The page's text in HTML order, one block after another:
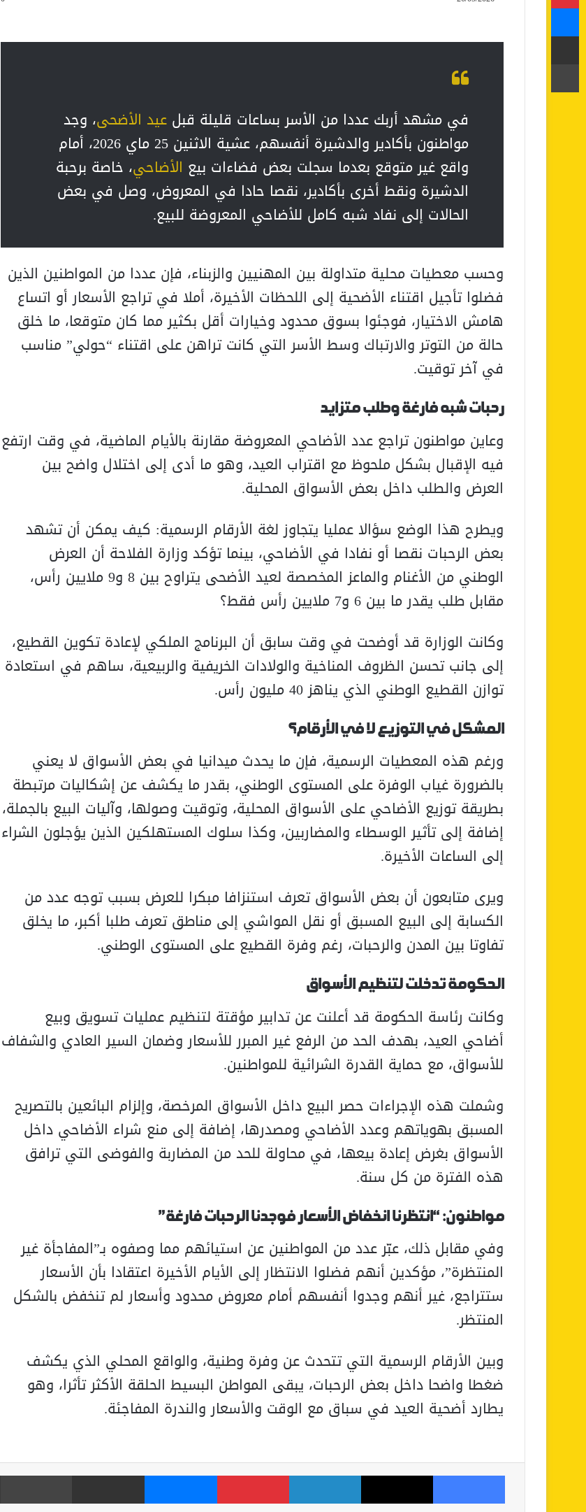
في مشهد أربك عددا من الأسر بساعات قليلة قبل عيد الأضحى، وجد
مواطنون بأكادير والدشيرة أنفسهم، عشية الاثنين 25 ماي 2026، أمام
واقع غير متوقع بعدما سجلت بعض فضاءات بيع الأضاحي، خاصة برحبة
الدشيرة ونقط أخرى بأكادير، نقصا حادا في المعروض، وصل في بعض
الحالات إلى نفاد شبه كامل للأضاحي المعروضة للبيع.
وحسب معطيات محلية متداولة بين المهنيين والزبناء، فإن عددا من المواطنين الذين
فضلوا تأجيل اقتناء الأضحية إلى اللحظات الأخيرة، أملا في تراجع الأسعار أو اتساع
هامش الاختيار، فوجئوا بسوق محدود وخيارات أقل بكثير مما كان متوقعا، ما خلق
حالة من التوتر والارتباك وسط الأسر التي كانت تراهن على اقتناء “حولي” مناسب
في آخر توقيت.
رحبات شبه فارغة وطلب متزايد
وعاين مواطنون تراجع عدد الأضاحي المعروضة مقارنة بالأيام الماضية، في وقت ارتفع
فيه الإقبال بشكل ملحوظ مع اقتراب العيد، وهو ما أدى إلى اختلال واضح بين
العرض والطلب داخل بعض الأسواق المحلية.
ويطرح هذا الوضع سؤالا عمليا يتجاوز لغة الأرقام الرسمية: كيف يمكن أن تشهد
بعض الرحبات نقصا أو نفادا في الأضاحي، بينما تؤكد وزارة الفلاحة أن العرض
الوطني من الأغنام والماعز المخصصة لعيد الأضحى يتراوح بين 8 و9 ملايين رأس،
مقابل طلب يقدر ما بين 6 و7 ملايين رأس فقط؟
وكانت الوزارة قد أوضحت في وقت سابق أن البرنامج الملكي لإعادة تكوين القطيع،
إلى جانب تحسن الظروف المناخية والولادات الخريفية والربيعية، ساهم في استعادة
توازن القطيع الوطني الذي يناهز 40 مليون رأس.
المشكل في التوزيع لا في الأرقام؟
ورغم هذه المعطيات الرسمية، فإن ما يحدث ميدانيا في بعض الأسواق لا يعني
بالضرورة غياب الوفرة على المستوى الوطني، بقدر ما يكشف عن إشكاليات مرتبطة
بطريقة توزيع الأضاحي على الأسواق المحلية، وتوقيت وصولها، وآليات البيع بالجملة،
إضافة إلى تأثير الوسطاء والمضاربين، وكذا سلوك المستهلكين الذين يؤجلون الشراء
إلى الساعات الأخيرة.
ويرى متابعون أن بعض الأسواق تعرف استنزافا مبكرا للعرض بسبب توجه عدد من
الكسابة إلى البيع المسبق أو نقل المواشي إلى مناطق تعرف طلبا أكبر، ما يخلق
تفاوتا بين المدن والرحبات، رغم وفرة القطيع على المستوى الوطني.
الحكومة تدخلت لتنظيم الأسواق
وكانت رئاسة الحكومة قد أعلنت عن تدابير مؤقتة لتنظيم عمليات تسويق وبيع
أضاحي العيد، بهدف الحد من الرفع غير المبرر للأسعار وضمان السير العادي والشفاف
للأسواق، مع حماية القدرة الشرائية للمواطنين.
وشملت هذه الإجراءات حصر البيع داخل الأسواق المرخصة، وإلزام البائعين بالتصريح
المسبق بهوياتهم وعدد الأضاحي ومصدرها، إضافة إلى منع شراء الأضاحي داخل
الأسواق بغرض إعادة بيعها، في محاولة للحد من المضاربة والفوضى التي ترافق
هذه الفترة من كل سنة.
مواطنون: “انتظرنا انخفاض الأسعار فوجدنا الرحبات فارغة”
وفي مقابل ذلك، عبّر عدد من المواطنين عن استيائهم مما وصفوه بـ”المفاجأة غير
المنتظرة”، مؤكدين أنهم فضلوا الانتظار إلى الأيام الأخيرة اعتقادا بأن الأسعار
ستتراجع، غير أنهم وجدوا أنفسهم أمام معروض محدود وأسعار لم تنخفض بالشكل
المنتظر.
وبين الأرقام الرسمية التي تتحدث عن وفرة وطنية، والواقع المحلي الذي يكشف
ضغطا واضحا داخل بعض الرحبات، يبقى المواطن البسيط الحلقة الأكثر تأثرا، وهو
يطارد أضحية العيد في سباق مع الوقت والأسعار والندرة المفاجئة.
فيسبوك ‫X لينكدإن بينتيريست ماسنجر مشاركة عبر البريد